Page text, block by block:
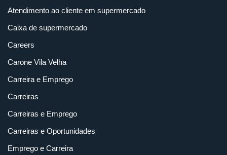
Atendimento ao cliente em supermercado
Caixa de supermercado
Careers
Carone Vila Velha
Carreira e Emprego
Carreiras
Carreiras e Emprego
Carreiras e Oportunidades
Emprego e Carreira